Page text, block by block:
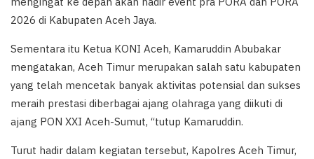
2026 di Kabupaten Aceh Jaya.
Sementara itu Ketua KONI Aceh, Kamaruddin Abubakar
mengatakan, Aceh Timur merupakan salah satu kabupaten
yang telah mencetak banyak aktivitas potensial dan sukses
meraih prestasi diberbagai ajang olahraga yang diikuti di
ajang PON XXI Aceh-Sumut, “tutup Kamaruddin.
Turut hadir dalam kegiatan tersebut, Kapolres Aceh Timur,